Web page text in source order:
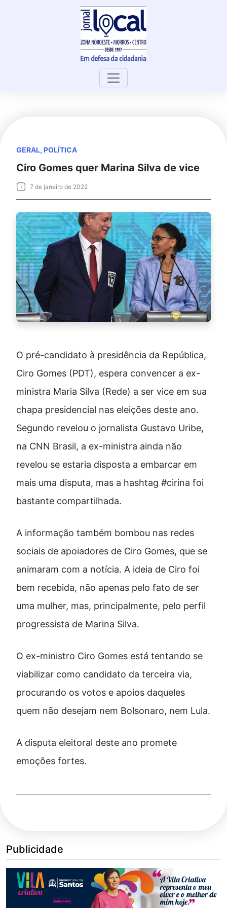
GERAL, POLÍTICA
Ciro Gomes quer Marina Silva de vice
7 de janeiro de 2022
O pré-candidato à presidência da República,
Ciro Gomes (PDT), espera convencer a ex-
ministra Maria Silva (Rede) a ser vice em sua
chapa presidencial nas eleições deste ano.
Segundo revelou o jornalista Gustavo Uribe,
na CNN Brasil, a ex-ministra ainda não
revelou se estaria disposta a embarcar em
mais uma disputa, mas a hashtag #cirina foi
bastante compartilhada.
A informação também bombou nas redes
sociais de apoiadores de Ciro Gomes, que se
animaram com a notícia. A ideia de Ciro foi
bem recebida, não apenas pelo fato de ser
uma mulher, mas, principalmente, pelo perfil
progressista de Marina Silva.
O ex-ministro Ciro Gomes está tentando se
viabilizar como candidato da terceira via,
procurando os votos e apoios daqueles
quem não desejam nem Bolsonaro, nem Lula.
A disputa eleitoral deste ano promete
emoções fortes.
Publicidade